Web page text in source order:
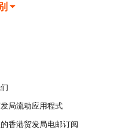
局流动应用程式
香港贸发局电邮订阅